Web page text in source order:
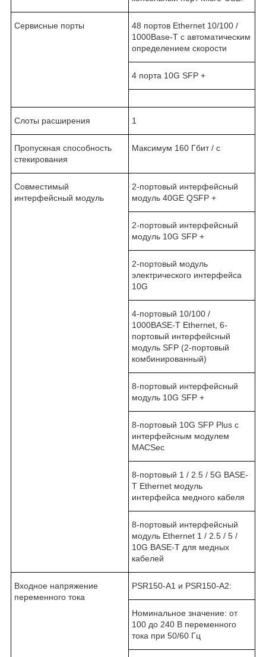
Сервисные порты 48 портов Ethernet 10/100 /
1000Base-T с автоматическим
определением скорости
4 порта 10G SFP +
Слоты расширения 1
Пропускная способность
стекирования
Максимум 160 Гбит / с
Совместимый
интерфейсный модуль
2-портовый интерфейсный
модуль 40GE QSFP +
2-портовый интерфейсный
модуль 10G SFP +
2-портовый модуль
электрического интерфейса
10G
4-портовый 10/100 /
1000BASE-T Ethernet , 6-
портовый интерфейсный
модуль SFP (2-портовый
комбинированный)
8-портовый интерфейсный
модуль 10G SFP +
8-портовый 10G SFP Plus с
интерфейсным модулем
MACSec
8-портовый 1 / 2.5 / 5G BASE-
T Ethernet модуль
интерфейса медного кабеля
8-портовый интерфейсный
модуль Ethernet 1 / 2.5 / 5 /
10G BASE-T для медных
кабелей
Входное напряжение
переменного тока
PSR150-A1 и PSR150-A2:
Номинальное значение: от
100 до 240 В переменного
тока при 50/60 Гц